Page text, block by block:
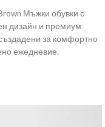
Мъжки обувки с
дизайн и премиум
за комфортно
ежедневие.